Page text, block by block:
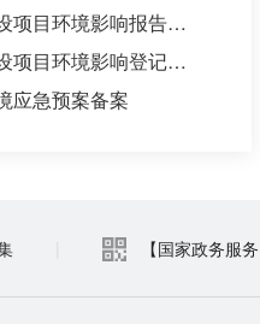
建设项目环境影响报告表审批（市县级）
建设项目环境影响登记表备案（市、县）
应急预案备案
【国家政务服